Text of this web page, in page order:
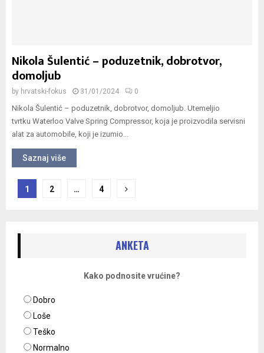
Nikola Šulentić – poduzetnik, dobrotvor,
domoljub
by hrvatski-fokus 31/01/2024 0
Nikola Šulentić – poduzetnik, dobrotvor, domoljub. Utemeljio
tvrtku Waterloo Valve Spring Compressor, koja je proizvodila servisni
alat za automobile, koji je izumio...
Saznaj više
Navigacija
1 2 … 4
ANKETA
Kako podnosite vrućine?
Dobro
Loše
Teško
Normalno